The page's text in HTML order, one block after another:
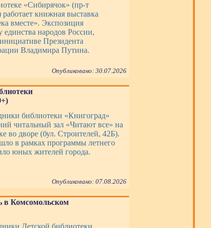
«Сибирячок» (пр-т
книжная выставка
вместе». Экспозиция
единства народов России,
Президента
Владимира Путина.
Опубликовано: 30.07.2026
библиотеки «Книгоград»
читальный зал «Читают все» на
во дворе (бул. Строителей, 42Б).
в рамках программы летнего
юных жителей города.
Опубликовано: 07.08.2026
в Комсомольском
Детской библиотеки